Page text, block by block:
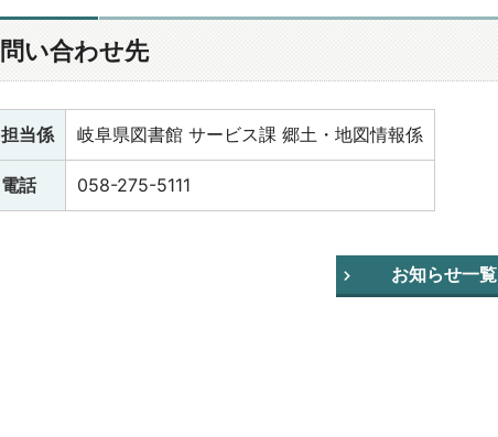
問い合わせ先
担当係 岐阜県図書館 サービス課 郷土・地図情報係
電話 058-275-5111
お知らせ一覧